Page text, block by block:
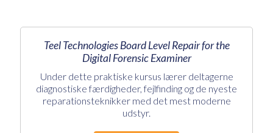
Teel Technologies Board Level Repair for the
Digital Forensic Examiner
Under dette praktiske kursus lærer deltagerne
diagnostiske færdigheder, fejlfinding og de nyeste
reparationsteknikker med det mest moderne
udstyr.